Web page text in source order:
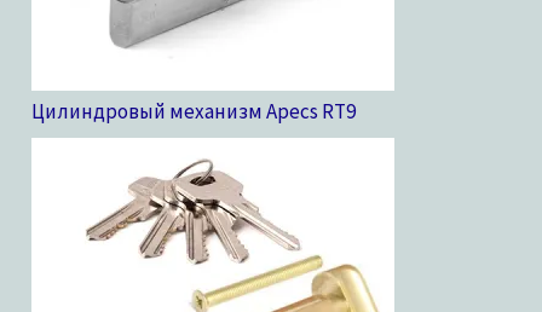
Цилиндровый механизм Apecs RT9